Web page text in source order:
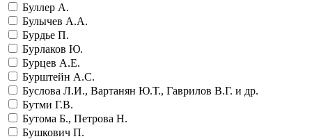
Буллер А.
Булычев А.А.
Бурдье П.
Бурлаков Ю.
Бурцев А.Е.
Бурштейн А.С.
Буслова Л.И., Вартанян Ю.Т., Гаврилов В.Г. и др.
Бутми Г.В.
Бутома Б., Петрова Н.
Бушкович П.